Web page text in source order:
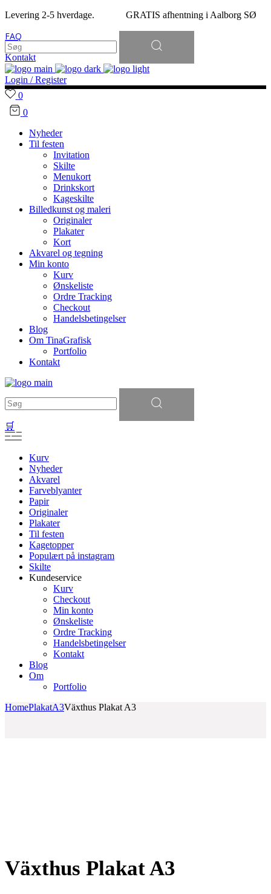
Levering 2-5 hverdage. GRATIS afhentning i Aalborg SØ
FAQ
Kontakt
Søg
efter:
Login / Register
0
0
Nyheder
Til festen
Invitation
Skilte
Menukort
Drinkskort
Kageskilte
Billedkunst og maleri
Originaler
Plakater
Kort
Akvarel og tegning
Min konto
Kurv
Ønskeliste
Ordre Tracking
Checkout
Handelsbetingelser
Blog
Om TinaGrafisk
Portfolio
Kontakt
efter:
🛒
Kurv
Nyheder
Akvarel
Farveblyanter
Papir
Originaler
Plakater
Til festen
Kagetopper
Populært på instagram
Skilte
Kundeservice
Kurv
Checkout
Min konto
Ønskeliste
Ordre Tracking
Handelsbetingelser
Kontakt
Blog
Om
Portfolio
HomePlakatA3Växthus Plakat A3
Växthus Plakat A3